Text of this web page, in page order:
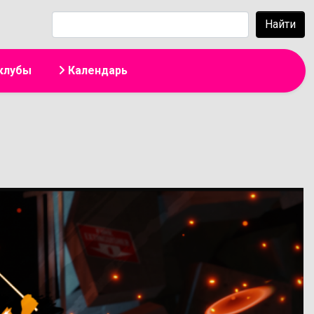
Найти
Календарь